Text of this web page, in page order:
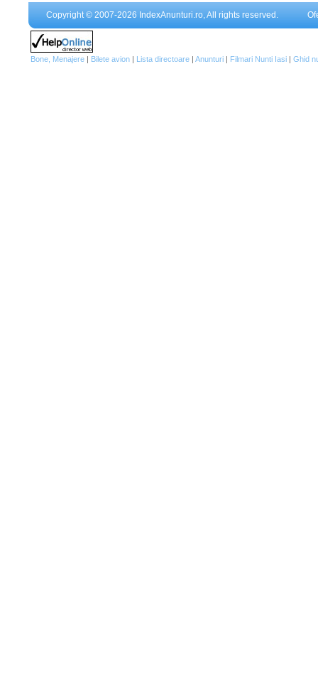
Copyright © 2007-2026 IndexAnunturi.ro, All rights reserved.
Bone, Menajere | Bilete avion | Lista directoare | Anunturi | Filmari Nunti Iasi | Ghid